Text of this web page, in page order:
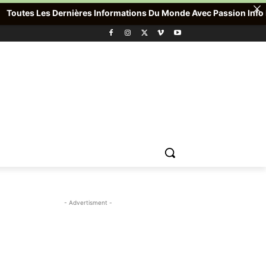
- Advertisment -
Les Dernières Informations Du Monde Avec Passion Info